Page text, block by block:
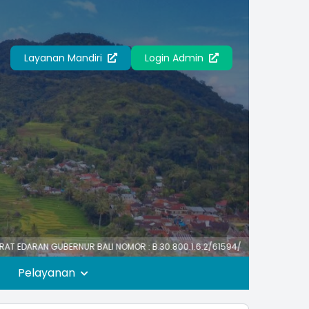
Layanan Mandiri Login Admin
BALI NOMOR : B.30.800.1.6.2/61594/PK/BKPSDM TENTANG HARI
Pelayanan